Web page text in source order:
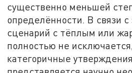
существенно меньшей
определённости. В связи с
сценарий с тёплым или
полностью не
категоричные